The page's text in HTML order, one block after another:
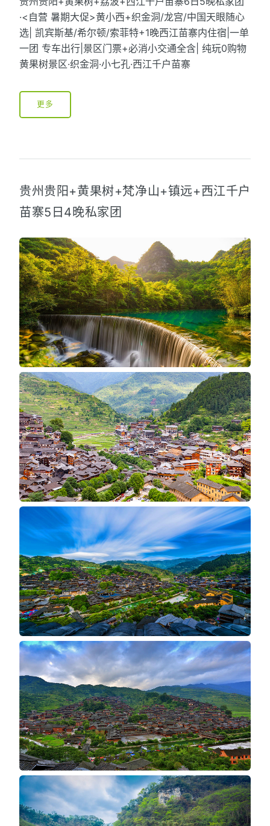
·<自营 暑期大促>黄小西+织金洞/龙宫/中国天眼随心
选| 凯宾斯基/希尔顿/索菲特+1晚西江苗寨内住宿|一单
一团 专车出行|景区门票+必消小交通全含| 纯玩0购物
黄果树景区·织金洞·小七孔·西江千户苗寨
更多
贵州贵阳+黄果树+梵净山+镇远+西江千户
苗寨5日4晚私家团